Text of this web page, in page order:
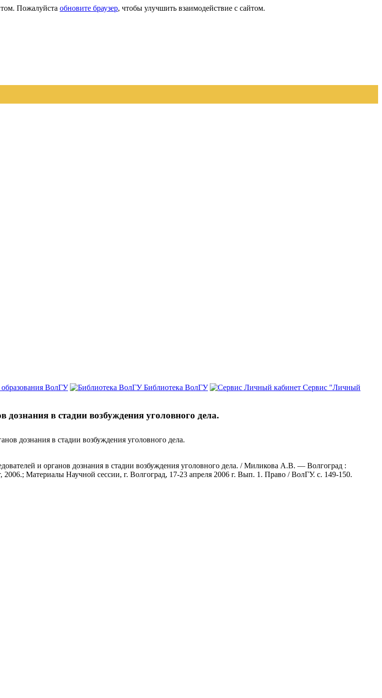
Пожалуйста обновите браузер, чтобы улучшить взаимодействие с сайтом.
ВолГУ Библиотека ВолГУ
Сервис "Личный
дознания в стадии возбуждения уголовного дела.
дознания в стадии возбуждения уголовного дела.
и органов дознания в стадии возбуждения уголовного дела. / Миликова А.В. — Волгоград :
2006.; Материалы Научной сессии, г. Волгоград, 17-23 апреля 2006 г. Вып. 1. Право / ВолГУ. с. 149-150.